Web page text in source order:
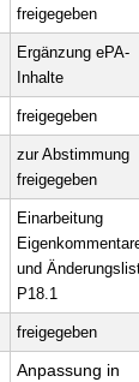
freigegeben
Ergänzung ePA-
Inhalte
freigegeben
zur Abstimmung
freigegeben
Einarbeitung
und
P18.1
freigegeben
Anpassung in